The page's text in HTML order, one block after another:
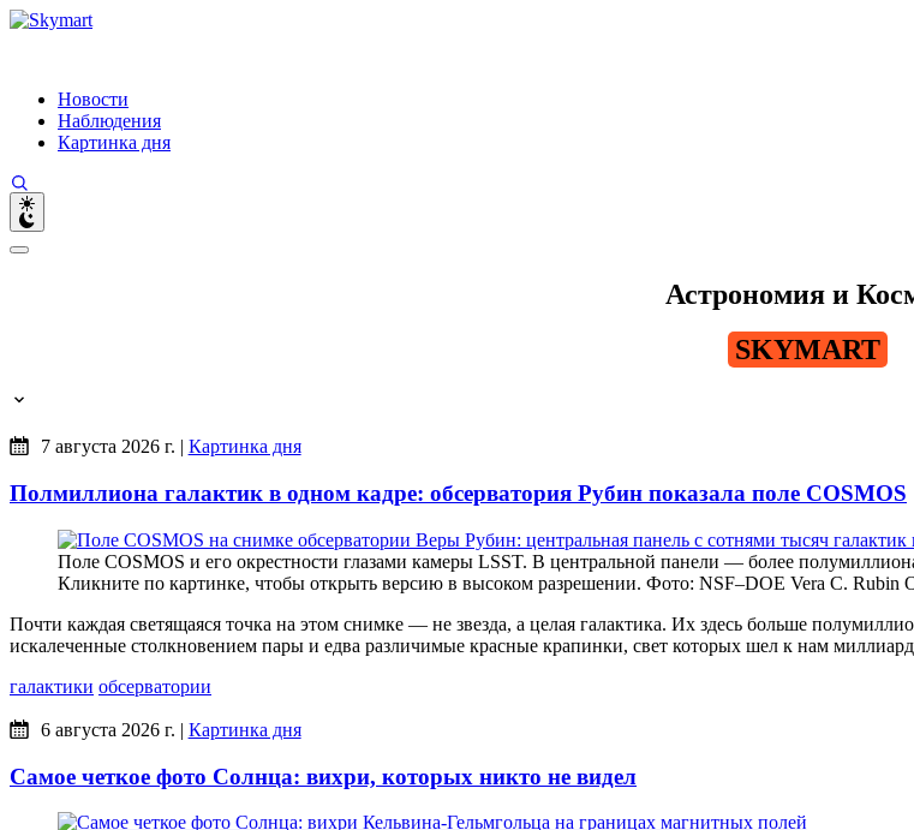
Новости
Наблюдения
Картинка дня
Астрономия и
SKYMART
7 августа 2026 г. | Картинка дня
Полмиллиона галактик в одном кадре: обсерватория Рубин показала поле COSMOS
Поле COSMOS и его окрестности глазами камеры LSST. В центральной панели — более
Кликните по картинке, чтобы открыть версию в высоком разрешении. Фото: NSF–DOE Vera C.
Почти каждая светящаяся точка на этом снимке — не звезда, а целая галактика. Их здесь больше
искалеченные столкновением пары и едва различимые красные крапинки, свет которых шел к нам
галактики обсерватории
6 августа 2026 г. | Картинка дня
Самое четкое фото Солнца: вихри, которых никто не видел